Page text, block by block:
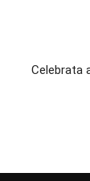
Celebrata